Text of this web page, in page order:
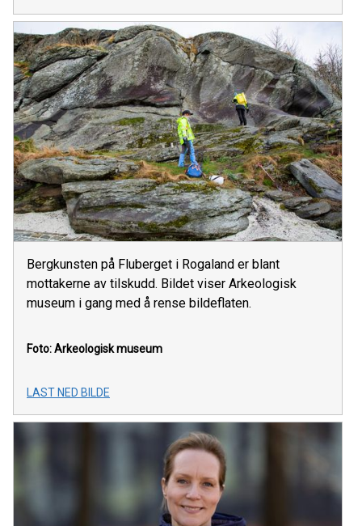
Bergkunsten på Fluberget i Rogaland er blant
mottakerne av tilskudd. Bildet viser Arkeologisk
museum i gang med å rense bildeflaten.
Foto: Arkeologisk museum
LAST NED BILDE